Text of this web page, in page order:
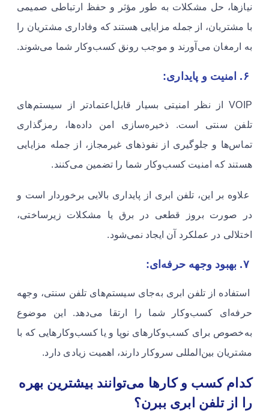
نیازها، حل مشکلات به طور مؤثر و حفظ ارتباطی صمیمی
با مشتریان، از جمله مزایایی هستند که وفاداری مشتریان را
به ارمغان می‌آورند و موجب رونق کسب‌وکار شما می‌شوند.
VOIP از نظر امنیتی بسیار قابل‌اعتمادتر از سیستم‌های
تلفن سنتی است. ذخیره‌سازی امن داده‌ها، رمزگذاری
تماس‌ها و جلوگیری از نفوذهای غیرمجاز، از جمله مزایایی
هستند که امنیت کسب‌وکار شما را تضمین می‌کنند.
علاوه بر این، تلفن ابری از پایداری بالایی برخوردار است و
در صورت بروز قطعی در برق یا مشکلات زیرساختی،
اختلالی در عملکرد آن ایجاد نمی‌شود.
استفاده از تلفن ابری به‌جای سیستم‌های تلفن سنتی، وجهه
حرفه‌ای کسب‌وکار شما را ارتقا می‌دهد. این موضوع
به‌خصوص برای کسب‌وکارهای نوپا و یا کسب‌وکارهایی که با
مشتریان بین‌المللی سروکار دارند، اهمیت زیادی دارد.
کدام کسب و کارها می‌توانند بیشترین بهره
را از تلفن ابری ببرن؟